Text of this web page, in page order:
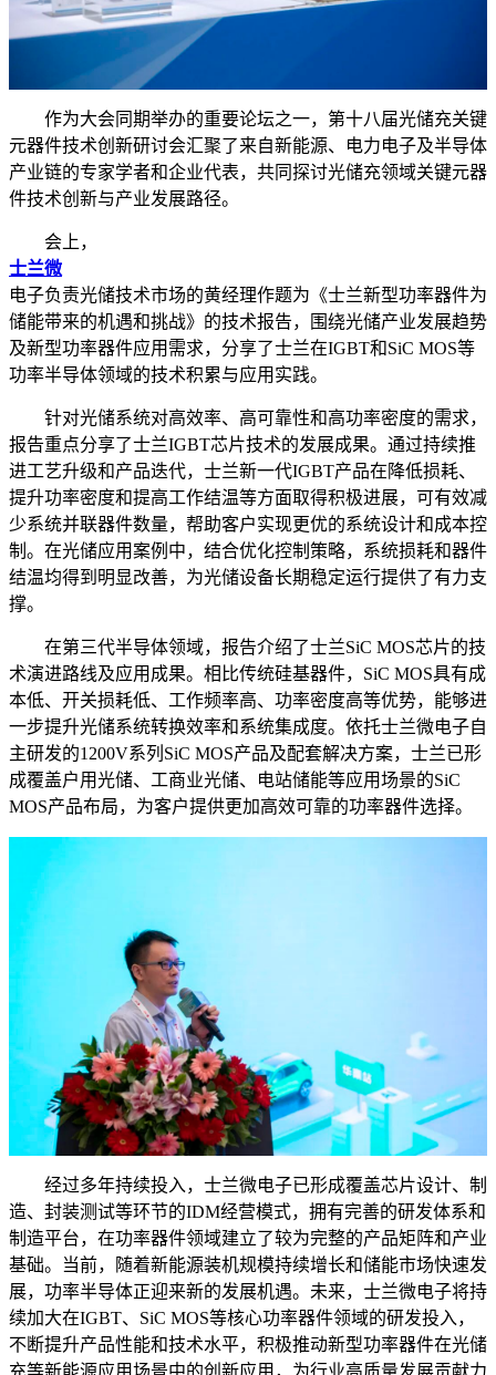
作为大会同期举办的重要论坛之一，第十八届光储充关键
元器件技术创新研讨会汇聚了来自新能源、电力电子及半导体
产业链的专家学者和企业代表，共同探讨光储充领域关键元器
件技术创新与产业发展路径。
会上，
士兰微
电子负责光储技术市场的黄经理作题为《士兰新型功率器件为
储能带来的机遇和挑战》的技术报告，围绕光储产业发展趋势
及新型功率器件应用需求，分享了士兰在IGBT和SiC MOS等
功率半导体领域的技术积累与应用实践。
针对光储系统对高效率、高可靠性和高功率密度的需求，
报告重点分享了士兰IGBT芯片技术的发展成果。通过持续推
进工艺升级和产品迭代，士兰新一代IGBT产品在降低损耗、
提升功率密度和提高工作结温等方面取得积极进展，可有效减
少系统并联器件数量，帮助客户实现更优的系统设计和成本控
制。在光储应用案例中，结合优化控制策略，系统损耗和器件
结温均得到明显改善，为光储设备长期稳定运行提供了有力支
撑。
在第三代半导体领域，报告介绍了士兰SiC MOS芯片的技
术演进路线及应用成果。相比传统硅基器件，SiC MOS具有成
本低、开关损耗低、工作频率高、功率密度高等优势，能够进
一步提升光储系统转换效率和系统集成度。依托士兰微电子自
主研发的1200V系列SiC MOS产品及配套解决方案，士兰已形
成覆盖户用光储、工商业光储、电站储能等应用场景的SiC
MOS产品布局，为客户提供更加高效可靠的功率器件选择。
经过多年持续投入，士兰微电子已形成覆盖芯片设计、制
造、封装测试等环节的IDM经营模式，拥有完善的研发体系和
制造平台，在功率器件领域建立了较为完整的产品矩阵和产业
基础。当前，随着新能源装机规模持续增长和储能市场快速发
展，功率半导体正迎来新的发展机遇。未来，士兰微电子将持
续加大在IGBT、SiC MOS等核心功率器件领域的研发投入，
不断提升产品性能和技术水平，积极推动新型功率器件在光储
充等新能源应用场景中的创新应用，为行业高质量发展贡献力